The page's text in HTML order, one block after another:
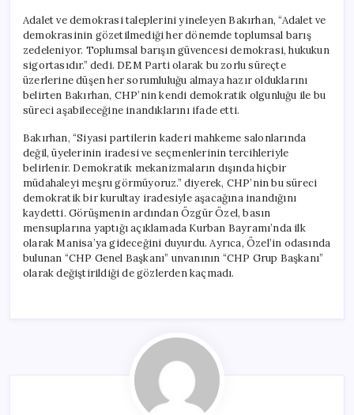
Adalet ve demokrasi taleplerini yineleyen Bakırhan, “Adalet ve
demokrasinin gözetilmediği her dönemde toplumsal barış
zedeleniyor. Toplumsal barışın güvencesi demokrasi, hukukun
sigortasıdır.” dedi. DEM Parti olarak bu zorlu süreçte
üzerlerine düşen her sorumluluğu almaya hazır olduklarını
belirten Bakırhan, CHP’nin kendi demokratik olgunluğu ile bu
süreci aşabileceğine inandıklarını ifade etti.
Bakırhan, “Siyasi partilerin kaderi mahkeme salonlarında
değil, üyelerinin iradesi ve seçmenlerinin tercihleriyle
belirlenir. Demokratik mekanizmaların dışında hiçbir
müdahaleyi meşru görmüyoruz.” diyerek, CHP’nin bu süreci
demokratik bir kurultay iradesiyle aşacağına inandığını
kaydetti. Görüşmenin ardından Özgür Özel, basın
mensuplarına yaptığı açıklamada Kurban Bayramı’nda ilk
olarak Manisa’ya gideceğini duyurdu. Ayrıca, Özel’in odasında
bulunan “CHP Genel Başkanı” unvanının “CHP Grup Başkanı”
olarak değiştirildiği de gözlerden kaçmadı.